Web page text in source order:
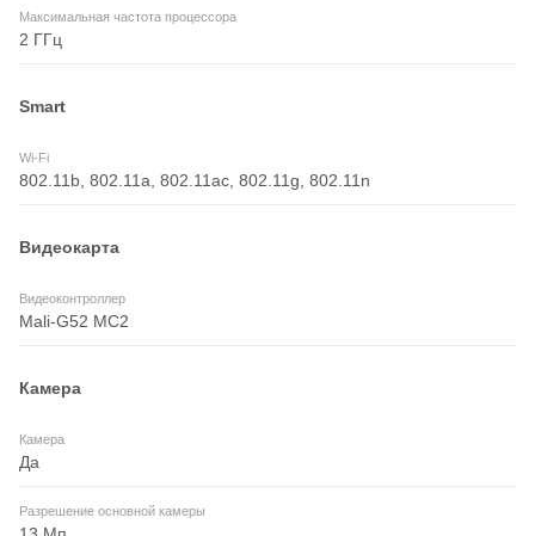
Максимальная частота процессора
2 ГГц
Smart
Wi-Fi
802.11b, 802.11a, 802.11ac, 802.11g, 802.11n
Видеокарта
Видеоконтроллер
Mali-G52 MC2
Камера
Камера
Да
Разрешение основной камеры